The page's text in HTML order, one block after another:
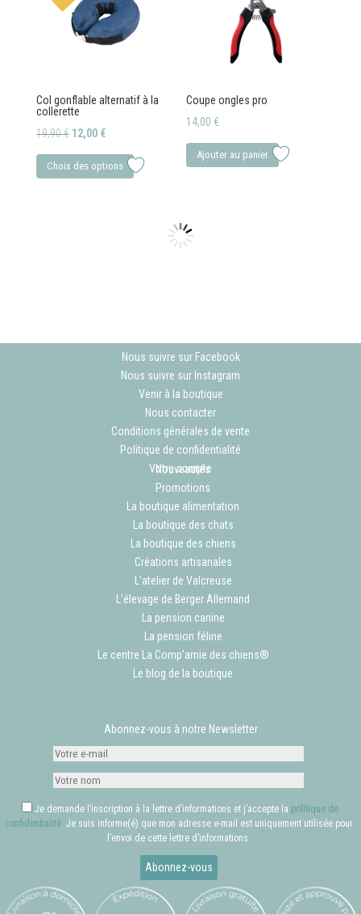
Col gonflable alternatif à la
collerette
19,90€ Le
prix
12,00 €Le
prix
actuel
Choix des options
produit
variations.
choisies
sur
page
du
produit
Coupe ongles pro
14,00 €
Ajouter au panier
Nous suivre sur Facebook
Nous suivre sur Instagram
Venir à la boutique
Nous contacter
Conditions générales de vente
Politique de confidentialité
Votre compte
Nouveautés
Promotions
La boutique alimentation
La boutique des chats
La boutique des chiens
Créations artisanales
L’atelier de Valcreuse
L’élevage de Berger Allemand
La pension canine
La pension féline
Le centre La Comp’amie des chiens®
Le blog de la boutique
Abonnez-vous à notre Newsletter
Je demande l’inscription à la lettre d’informations et j’accepte la politique de
confidentialité. Je suis informe(é) que mon adresse e-mail est uniquement utilisée pour
l’envoi de cette lettre d’informations.